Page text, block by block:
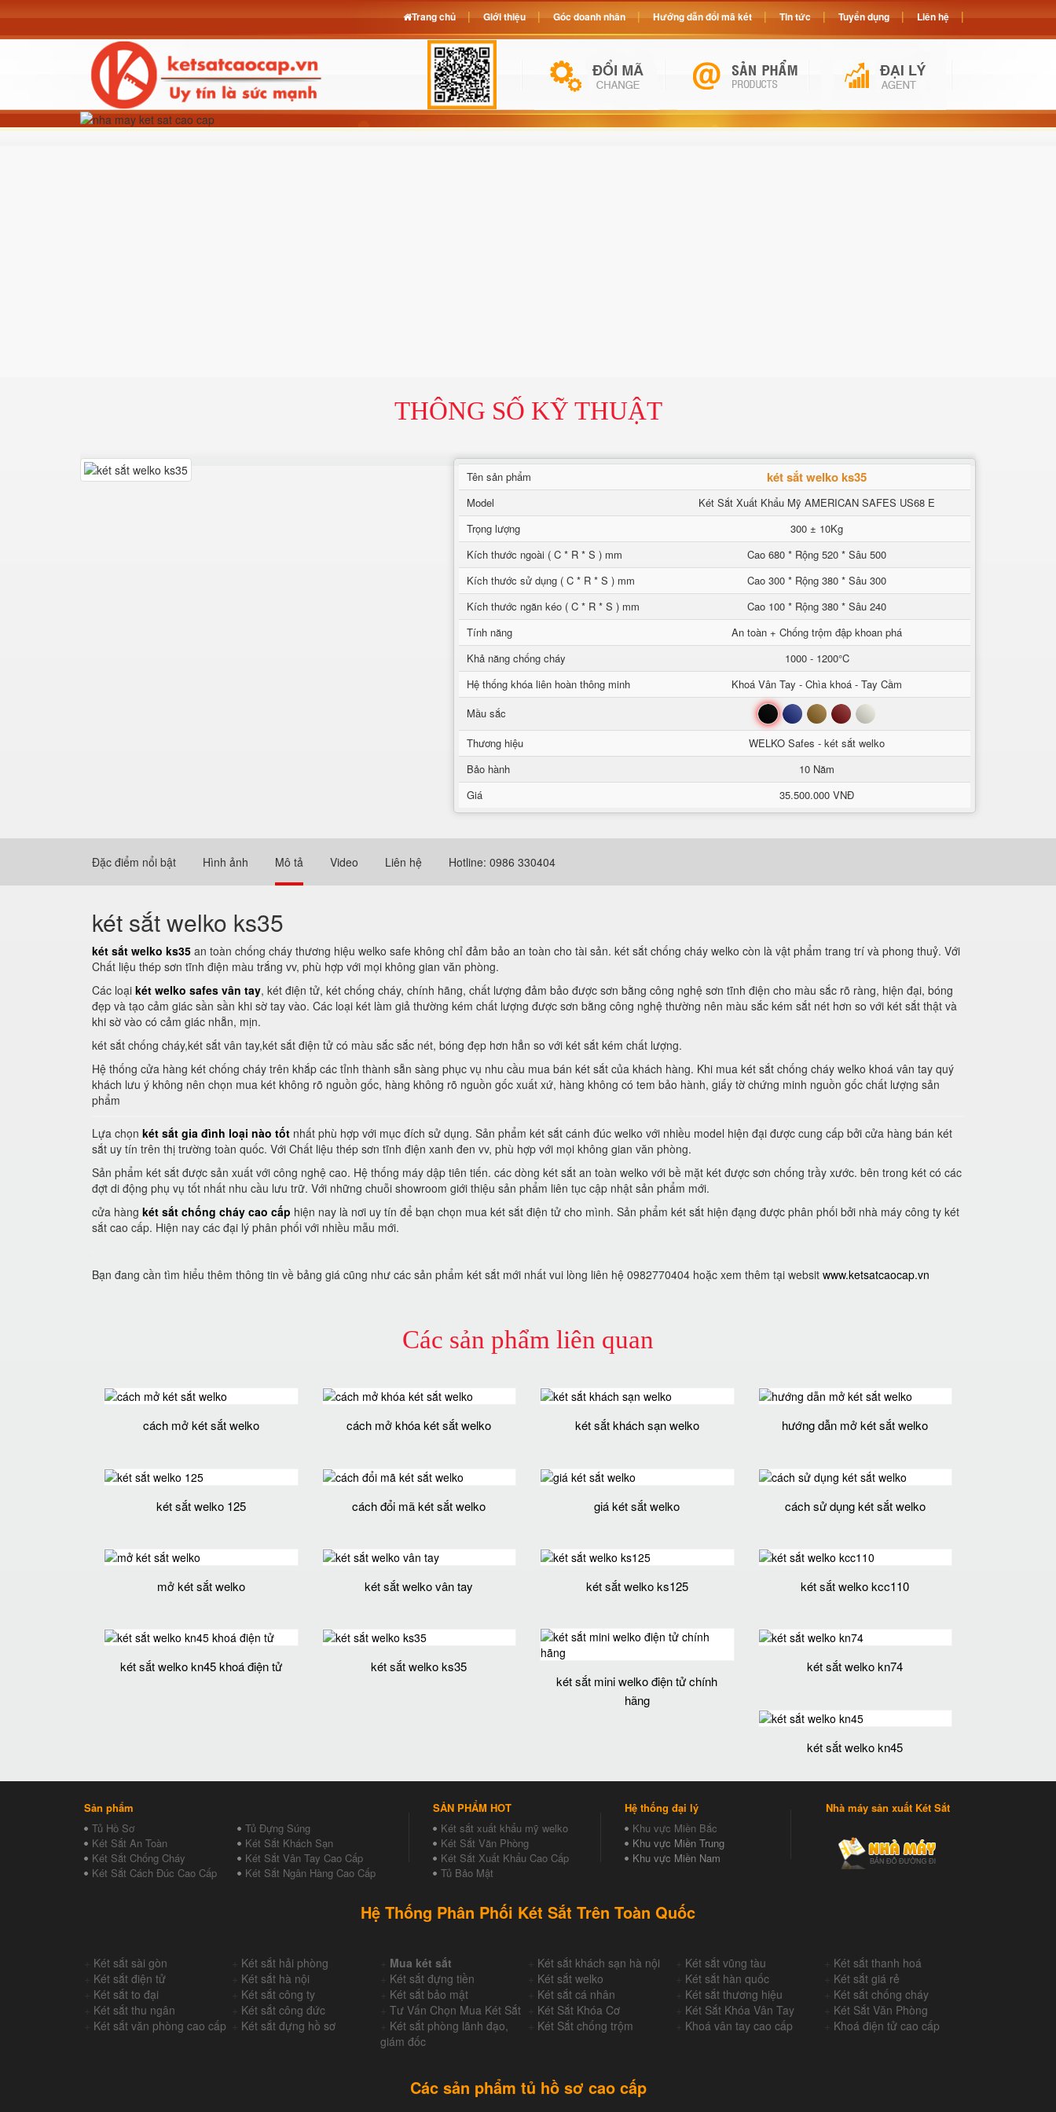
THÔNG SỐ KỸ THUẬT
Tên sản phẩm két sắt welko ks35
Model
Két Sắt Xuất Khẩu Mỹ AMERICAN SAFES US68 E
Trọng lượng
300 ± 10Kg
Kích thước ngoài ( C * R * S ) mm
Cao 680 * Rộng 520 * Sâu 500
Kích thước sử dụng ( C * R * S ) mm
Cao 300 * Rộng 380 * Sâu 300
Kích thước ngăn kéo ( C * R * S ) mm
Cao 100 * Rộng 380 * Sâu 240
Tính năng
An toàn + Chống trộm đập khoan phá
Khả năng chống cháy
1000 - 1200°C
Hệ thống khóa liên hoàn thông minh
Khoá Vân Tay - Chìa khoá - Tay Cầm
Mầu sắc
Đen Xanh Nâu Đỏ Trắng
Thương hiệu
WELKO Safes - két sắt welko
Bảo hành
10 Năm
Giá
35.500.000 VNĐ
Đặc điểm nổi bật Hình ảnh Mô tả Video Liên hệ Hotline: 0986 330404
két sắt welko ks35
két sắt welko ks35 an toàn chống cháy thương hiệu welko safe không chỉ đảm bảo an toàn cho tài sản. két sắt chống cháy welko còn là vật phẩm trang trí và phong thuỷ. Với
Chất liệu thép sơn tĩnh điện màu trắng vv, phù hợp với mọi không gian văn phòng.
Các loại két welko safes vân tay, két điện tử, két chống cháy, chính hãng, chất lượng đảm bảo được sơn bằng công nghệ sơn tĩnh điện cho màu sắc rõ ràng, hiện đại, bóng
đẹp và tạo cảm giác sần sần khi sờ tay vào. Các loại két làm giả thường kém chất lượng được sơn bằng công nghệ thường nên màu sắc kém sắt nét hơn so với két sắt thật và
khi sờ vào có cảm giác nhẵn, mịn.
két sắt chống cháy,két sắt vân tay,két sắt điện tử có màu sắc sắc nét, bóng đẹp hơn hẳn so với két sắt kém chất lượng.
Hệ thống cửa hàng két chống cháy trên khắp các tỉnh thành sẵn sàng phục vụ nhu cầu mua bán két sắt của khách hàng. Khi mua két sắt chống cháy welko khoá vân tay quý
khách lưu ý không nên chọn mua két không rõ nguồn gốc, hàng không rõ nguồn gốc xuất xứ, hàng không có tem bảo hành, giấy tờ chứng minh nguồn gốc chất lượng sản
phẩm
Lựa chọn két sắt gia đình loại nào tốt nhất phù hợp với mục đích sử dụng. Sản phẩm két sắt cánh đúc welko với nhiều model hiện đại được cung cấp bởi cửa hàng bán két
sắt uy tín trên thị trường toàn quốc. Với Chất liệu thép sơn tĩnh điện xanh đen vv, phù hợp với mọi không gian văn phòng.
Sản phẩm két sắt được sản xuất với công nghệ cao. Hệ thống máy dập tiên tiến. các dòng két sắt an toàn welko với bề mặt két được sơn chống trầy xước. bên trong két có các
đợt di động phụ vụ tốt nhất nhu cầu lưu trữ. Với những chuỗi showroom giới thiệu sản phẩm liên tục cập nhật sản phẩm mới.
cửa hàng két sắt chống cháy cao cấp hiện nay là nơi uy tín để bạn chọn mua két sắt điện tử cho mình. Sản phẩm két sắt hiện đạng được phân phối bởi nhà máy công ty két
sắt cao cấp. Hiện nay các đại lý phân phối với nhiều mẫu mới.
Bạn đang cần tìm hiểu thêm thông tin về bảng giá cũng như các sản phẩm két sắt mới nhất vui lòng liên hệ 0982770404 hoặc xem thêm tại websit www.ketsatcaocap.vn
Các sản phẩm liên quan
cách mở két sắt welko cách mở khóa két sắt welko két sắt khách sạn welko hướng dẫn mở két sắt welko
két sắt welko 125 cách đổi mã két sắt welko giá két sắt welko cách sử dụng két sắt welko
mở két sắt welko két sắt welko vân tay két sắt welko ks125 két sắt welko kcc110
két sắt welko kn45 khoá điện tử
két sắt welko ks35
két sắt mini welko điện tử chính
hãng
két sắt welko kn74
két sắt welko kn45
Sản phẩm
Tủ Hồ Sơ
Tủ Đựng Súng
Két Sắt An Toàn
Két Sắt Khách Sạn
Két Sắt Chống Cháy
Két Sắt Vân Tay Cao Cấp
Két Sắt Cách Đúc Cao Cấp
Két Sắt Ngân Hàng Cao Cấp
SẢN PHẨM HOT
Két sắt xuất khẩu mỹ welko
Két Sắt Văn Phòng
Két Sắt Xuất Khẩu Cao Cấp
Tủ Bảo Mật
Hệ thống đại lý
Khu vực Miền Bắc
Khu vực Miền Trung
Khu vực Miền Nam
Nhà máy sản xuất Két Sắt
Hệ Thống Phân Phối Két Sắt Trên Toàn Quốc
Két sắt sài gòn Két sắt hải phòng Mua két sắt Két sắt khách sạn hà nội Két sắt vũng tàu
Két sắt thanh hoá
Két sắt điện tử Két sắt hà nội Két sắt đựng tiền Két sắt welko Két sắt hàn quốc
Két sắt giá rẻ
Két sắt to đại Két sắt công ty Két sắt bảo mật Két sắt cá nhân Két sắt thương hiệu
Két sắt chống cháy
Két sắt thu ngân Két sắt công đức Tư Vấn Chọn Mua Két Sắt Két Sắt Khóa Cơ Két Sắt Khóa Vân Tay
Két Sắt Văn Phòng
Két sắt văn phòng cao cấp Két sắt đựng hồ sơ
Két sắt phòng lãnh đạo,
giám đốc
Két Sắt chống trộm Khoá vân tay cao cấp Khoá điện tử cao cấp
Các sản phẩm tủ hồ sơ cao cấp
Trang chủ Giới thiệu Góc doanh nhân Hướng dẫn đổi mã két Tin tức Tuyển dụng Liên hệ